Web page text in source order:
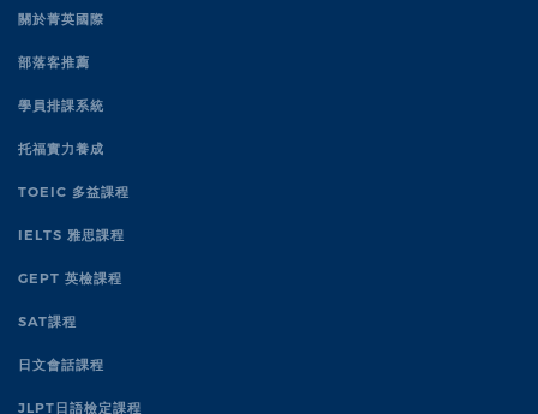
關於菁英國際
部落客推薦
學員排課系統
托福實力養成
TOEIC 多益課程
IELTS 雅思課程
GEPT 英檢課程
SAT課程
日文會話課程
JLPT日語檢定課程